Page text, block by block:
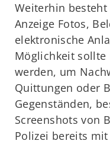
Weiterhin
Anzeige Fotos,
elektronische
Möglichkeit sollte
werden, um
Quittungen oder
Gegenständen,
Screenshots von
Polizei bereits mit